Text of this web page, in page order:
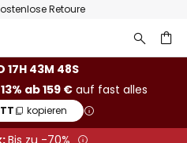
Retoure
17H 43M 47S
ab 159 €auf fast alles
kopieren
Bis zu -70%